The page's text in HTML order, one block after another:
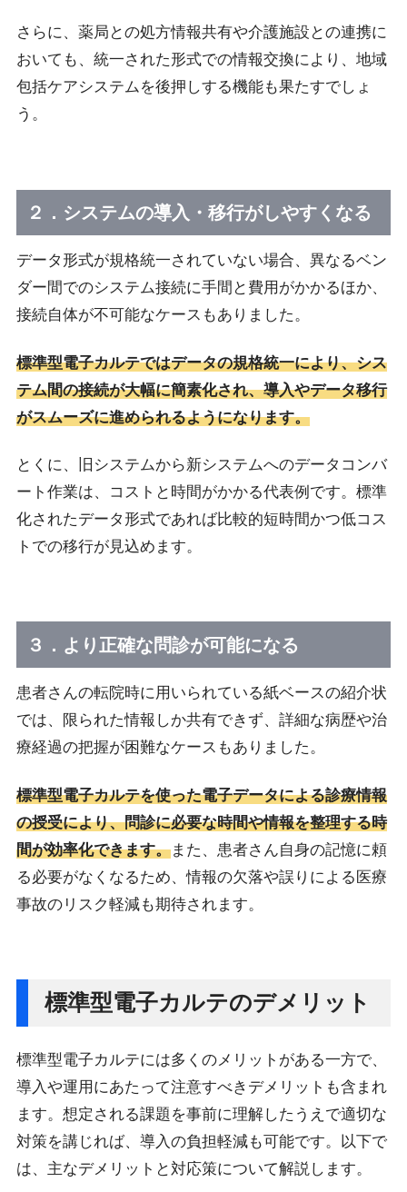
さらに、薬局との処方情報共有や介護施設との連携に
おいても、統一された形式での情報交換により、地域
包括ケアシステムを後押しする機能も果たすでしょ
う。
２．システムの導入・移行がしやすくなる
データ形式が規格統一されていない場合、異なるベン
ダー間でのシステム接続に手間と費用がかかるほか、
接続自体が不可能なケースもありました。
標準型電子カルテではデータの規格統一により、シス
テム間の接続が大幅に簡素化され、導入やデータ移行
がスムーズに進められるようになります。
とくに、旧システムから新システムへのデータコンバ
ート作業は、コストと時間がかかる代表例です。標準
化されたデータ形式であれば比較的短時間かつ低コス
トでの移行が見込めます。
３．より正確な問診が可能になる
患者さんの転院時に用いられている紙ベースの紹介状
では、限られた情報しか共有できず、詳細な病歴や治
療経過の把握が困難なケースもありました。
標準型電子カルテを使った電子データによる診療情報
の授受により、問診に必要な時間や情報を整理する時
間が効率化できます。また、患者さん自身の記憶に頼
る必要がなくなるため、情報の欠落や誤りによる医療
事故のリスク軽減も期待されます。
標準型電子カルテのデメリット
標準型電子カルテには多くのメリットがある一方で、
導入や運用にあたって注意すべきデメリットも含まれ
ます。想定される課題を事前に理解したうえで適切な
対策を講じれば、導入の負担軽減も可能です。以下で
は、主なデメリットと対応策について解説します。